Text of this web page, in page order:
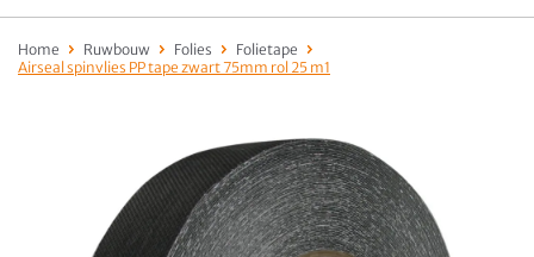
Home Ruwbouw Folies
Folietape
Airseal spinvlies PP tape zwart 75mm rol 25 m1